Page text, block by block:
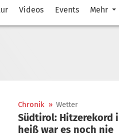
Videos Events Mehr
Chronik » Wetter
Südtirol: Hitzerekord
heiß war es noch nie